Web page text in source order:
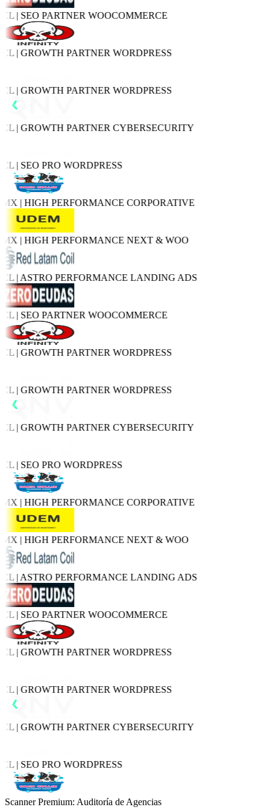
| SEO PARTNERWOOCOMMERCE
| GROWTH PARTNERWORDPRESS
| GROWTH PARTNERWORDPRESS
| GROWTH PARTNERCYBERSECURITY
| SEO PROWORDPRESS
| HIGH PERFORMANCECORPORATIVE
| HIGH PERFORMANCENEXT & WOO
| ASTRO PERFORMANCELANDING ADS
| SEO PARTNERWOOCOMMERCE
| GROWTH PARTNERWORDPRESS
| GROWTH PARTNERWORDPRESS
| GROWTH PARTNERCYBERSECURITY
| SEO PROWORDPRESS
| HIGH PERFORMANCECORPORATIVE
| HIGH PERFORMANCENEXT & WOO
| ASTRO PERFORMANCELANDING ADS
| SEO PARTNERWOOCOMMERCE
| GROWTH PARTNERWORDPRESS
| GROWTH PARTNERWORDPRESS
| GROWTH PARTNERCYBERSECURITY
| SEO PROWORDPRESS
Scanner Premium: Auditoría de Agencias